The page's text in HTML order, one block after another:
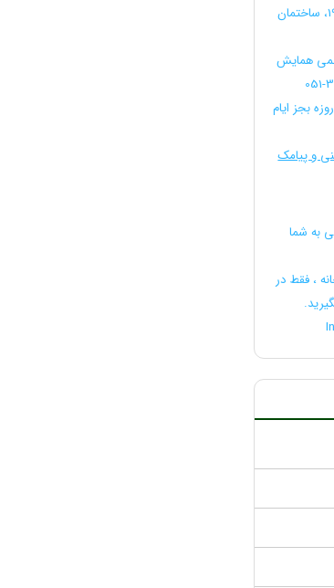
بلوار فکوری، بین فکوری 17 و 19، ساختمان
بجز ایام
و پیامک
به شما
، فقط در